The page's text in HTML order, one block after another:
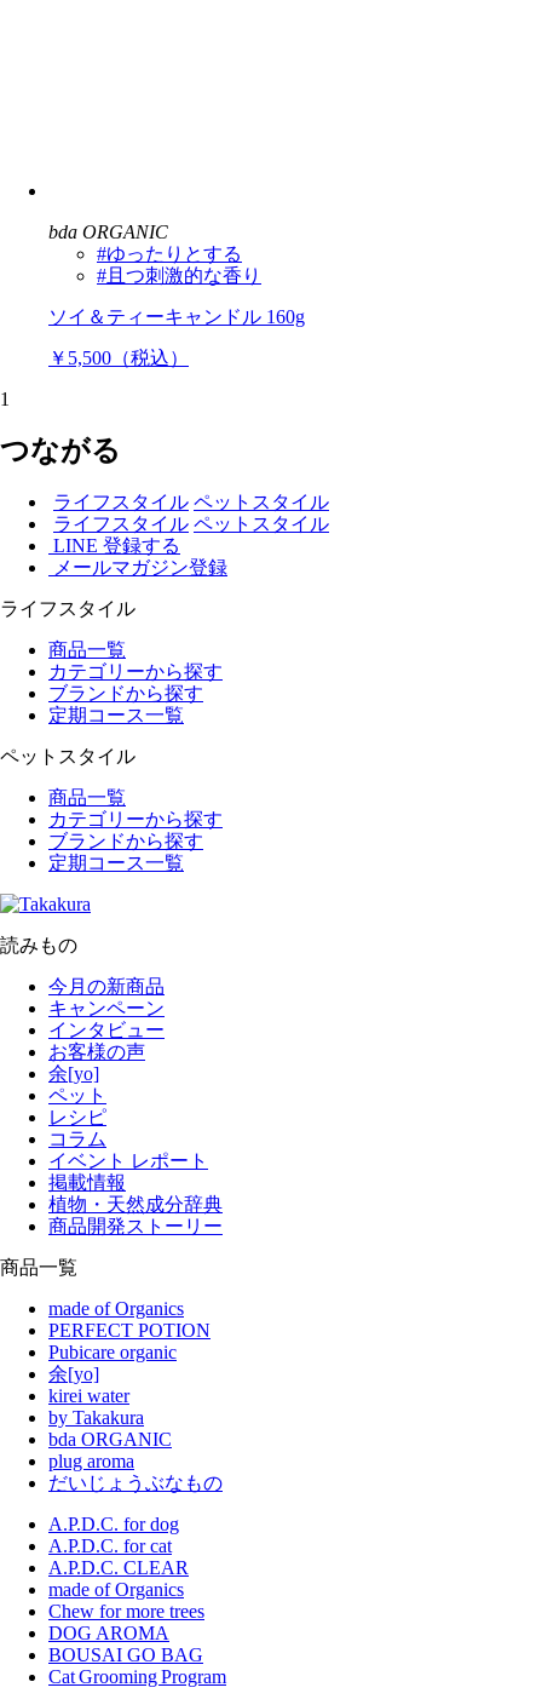
bda ORGANIC
#ゆったりとする
#且つ刺激的な香り
ソイ＆ティーキャンドル 160g
￥5,500（税込）
1
つながる
ライフスタイル ペットスタイル
ライフスタイル ペットスタイル
LINE 登録する
メールマガジン登録
ライフスタイル
商品一覧
カテゴリーから探す
ブランドから探す
定期コース一覧
ペットスタイル
商品一覧
カテゴリーから探す
ブランドから探す
定期コース一覧
読みもの
今月の新商品
キャンペーン
インタビュー
お客様の声
余[yo]
ペット
レシピ
コラム
イベント レポート
掲載情報
植物・天然成分辞典
商品開発ストーリー
商品一覧
made of Organics
PERFECT POTION
Pubicare organic
余[yo]
kirei water
by Takakura
bda ORGANIC
plug aroma
だいじょうぶなもの
A.P.D.C. for dog
A.P.D.C. for cat
A.P.D.C. CLEAR
made of Organics
Chew for more trees
DOG AROMA
BOUSAI GO BAG
Cat Grooming Program